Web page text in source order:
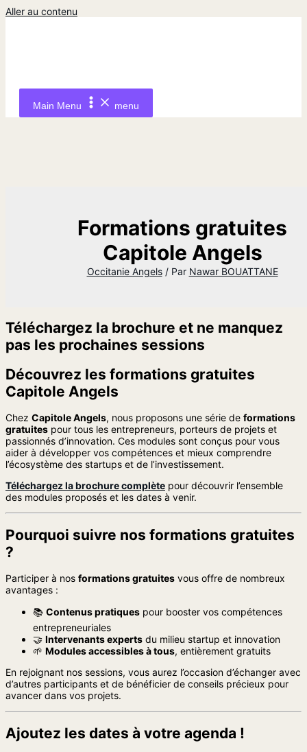
Aller au contenu
Main Menu menu
Formations gratuites
Capitole Angels
Occitanie Angels/ Par Nawar BOUATTANE
Téléchargez la brochure et ne manquez
pas les prochaines sessions
Découvrez les formations gratuites
Capitole Angels
Chez Capitole Angels, nous proposons une série de formations
gratuites pour tous les entrepreneurs, porteurs de projets et
passionnés d’innovation. Ces modules sont conçus pour vous
aider à développer vos compétences et mieux comprendre
l’écosystème des startups et de l’investissement.
Téléchargez la brochure complète pour découvrir l’ensemble
des modules proposés et les dates à venir.
Pourquoi suivre nos formations gratuites
?
Participer à nos formations gratuites vous offre de nombreux
avantages :
📚 Contenus pratiques pour booster vos compétences
entrepreneuriales
🤝 Intervenants experts du milieu startup et innovation
🌱 Modules accessibles à tous, entièrement gratuits
En rejoignant nos sessions, vous aurez l’occasion d’échanger avec
d’autres participants et de bénéficier de conseils précieux pour
avancer dans vos projets.
Ajoutez les dates à votre agenda !